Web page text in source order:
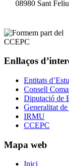
08980 Sant
Enllaços
Entitats
Consell
Diputació de
Generalitat
IRMU
CCEPC
Mapa web
Inici